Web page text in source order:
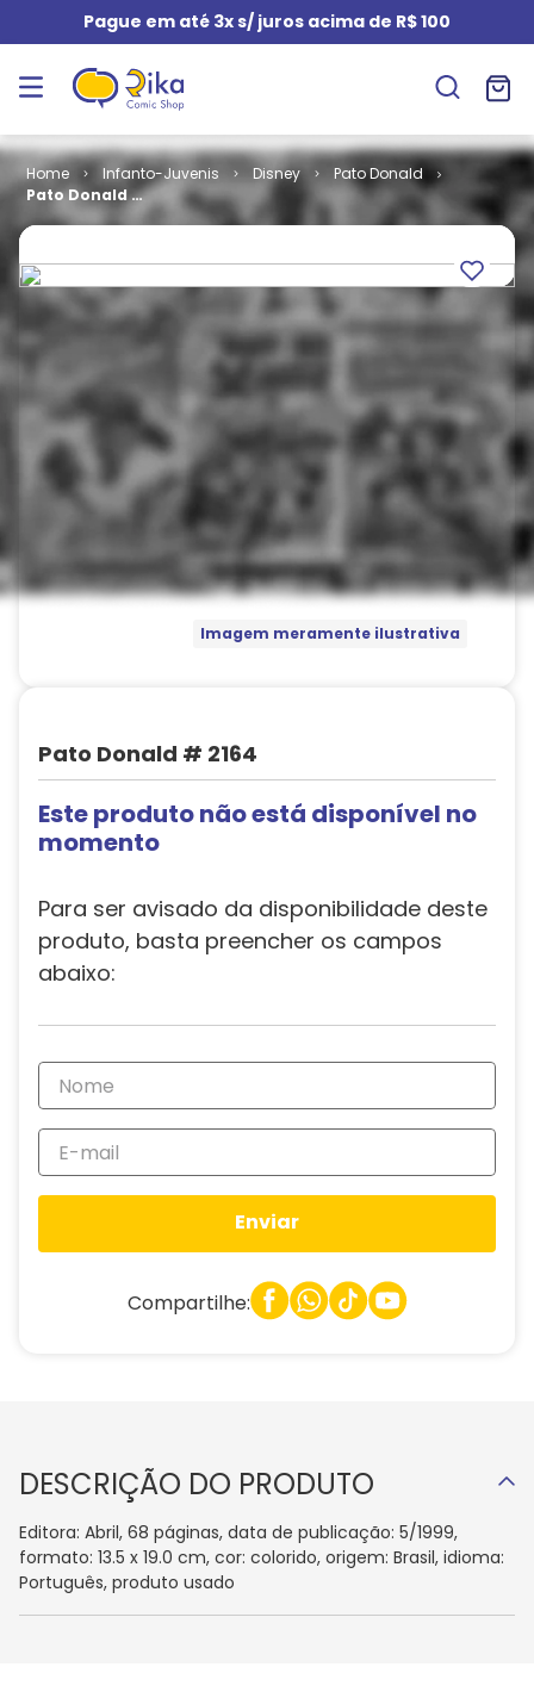
Pague em até 3x s/ juros acima de R$ 100
Infanto-Juvenis Disney
Pato Donald
Pato Donald #
2164
Imagem meramente ilustrativa
Pato Donald # 2164
Este produto não está disponível no
momento
Para ser avisado da disponibilidade deste
produto, basta preencher os campos
abaixo:
Enviar
Compartilhe:
DESCRIÇÃO DO PRODUTO
Editora: Abril, 68 páginas, data de publicação: 5/1999,
formato: 13.5 x 19.0 cm, cor: colorido, origem: Brasil, idioma:
Português, produto usado